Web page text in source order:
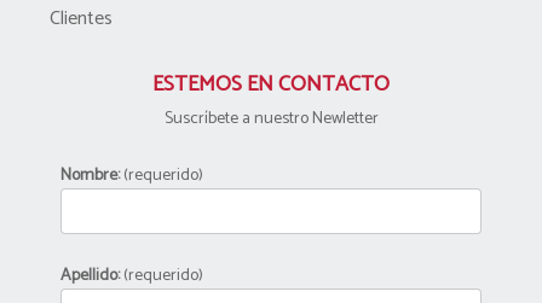
Clientes
ESTEMOS EN CONTACTO
Suscríbete a nuestro Newletter
Nombre:(requerido)
Apellido:(requerido)